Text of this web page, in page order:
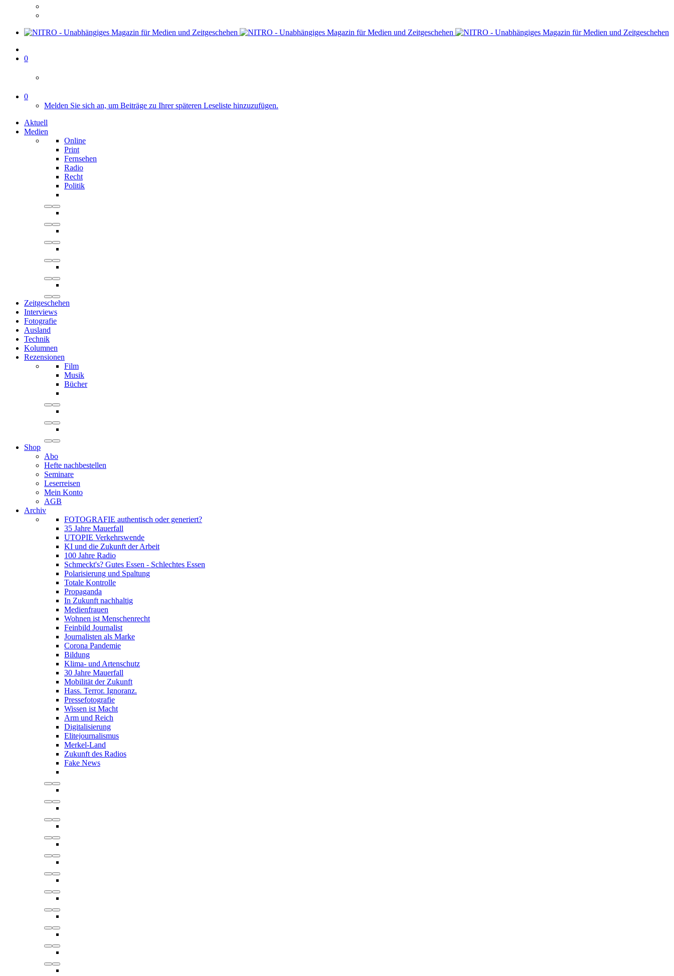
0
0
Melden Sie sich an, um Beiträge zu Ihrer späteren Leseliste hinzuzufügen.
Aktuell
Medien
Online
Print
Fernsehen
Radio
Recht
Politik
Zeitgeschehen
Interviews
Fotografie
Ausland
Technik
Kolumnen
Rezensionen
Film
Musik
Bücher
Shop
Abo
Hefte nachbestellen
Seminare
Leserreisen
Mein Konto
AGB
Archiv
FOTOGRAFIE authentisch oder generiert?
35 Jahre Mauerfall
UTOPIE Verkehrswende
KI und die Zukunft der Arbeit
100 Jahre Radio
Schmeckt's? Gutes Essen - Schlechtes Essen
Polarisierung und Spaltung
Totale Kontrolle
Propaganda
In Zukunft nachhaltig
Medienfrauen
Wohnen ist Menschenrecht
Feinbild Journalist
Journalisten als Marke
Corona Pandemie
Bildung
Klima- und Artenschutz
30 Jahre Mauerfall
Mobilität der Zukunft
Hass. Terror. Ignoranz.
Pressefotografie
Wissen ist Macht
Arm und Reich
Digitalisierung
Elitejournalismus
Merkel-Land
Zukunft des Radios
Fake News